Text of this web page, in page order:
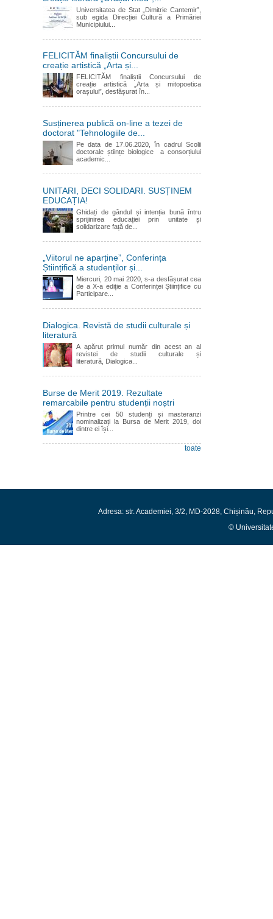
Universitatea de Stat „Dimitrie Cantemir”,
sub egida Direcției Cultură a Primăriei
Municipiului...
FELICITĂM finaliștii Concursului de
creație artistică „Arta și...
FELICITĂM finaliștii Concursului de
creație artistică „Arta și mitopoetica
orașului”, desfășurat în...
Susținerea publică on-line a tezei de
doctorat "Tehnologiile de...
Pe data de 17.06.2020, în cadrul Scolii
doctorale științe biologice a consorțiului
academic...
UNITARI, DECI SOLIDARI. SUSȚINEM
EDUCAȚIA!
Ghidați de gândul și intenția bună întru
sprijinirea educației prin unitate și
solidarizare față de...
„Viitorul ne aparține”, Conferința
Științifică a studenților și...
Miercuri, 20 mai 2020, s-a desfășurat cea
de a X-a ediție a Conferinței Științifice cu
Participare...
Dialogica. Revistă de studii culturale și
literatură
A apărut primul număr din acest an al
revistei de studii culturale și
literatură, Dialogica...
Burse de Merit 2019. Rezultate
remarcabile pentru studenții noștri
Printre cei 50 studenți și masteranzi
nominalizați la Bursa de Merit 2019, doi
dintre ei își...
toate
Adresa: str. Academiei, 3/2, MD-2028, Chișinău,
©